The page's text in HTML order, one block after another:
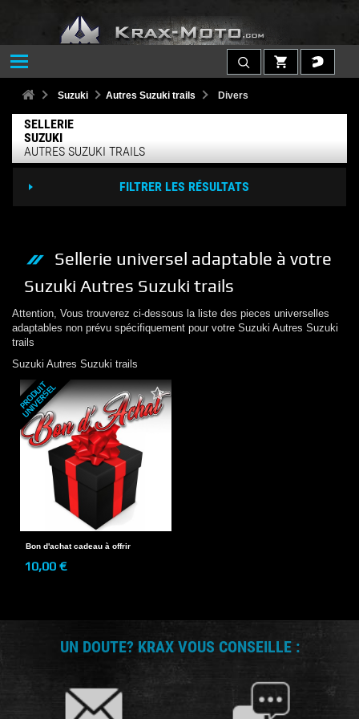
Suzuki Autres Suzuki trails Divers
SELLERIE
SUZUKI
AUTRES SUZUKI TRAILS
FILTRER LES RÉSULTATS
Sellerie universel adaptable à votre
Suzuki Autres Suzuki trails
Attention, Vous trouverez ci-dessous la liste des pieces universelles
adaptables non prévu spécifiquement pour votre Suzuki Autres Suzuki
trails
Suzuki Autres Suzuki trails
P
R
O
D
U
I
T
U
N
I
V
E
R
S
E
L
Bon d'achat cadeau à offrir
10,00 €
UN DOUTE? KRAX VOUS CONSEILLE :